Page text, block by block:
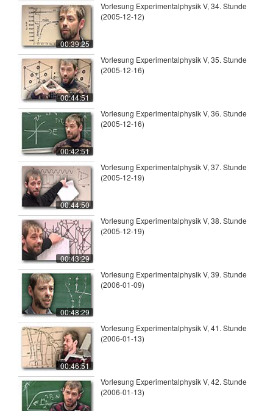
00:39:25
Vorlesung Experimentalphysik V, 34. Stunde
(2005-12-12)
00:44:51
Vorlesung Experimentalphysik V, 35. Stunde
(2005-12-16)
00:42:51
Vorlesung Experimentalphysik V, 36. Stunde
(2005-12-16)
00:44:50
Vorlesung Experimentalphysik V, 37. Stunde
(2005-12-19)
00:43:29
Vorlesung Experimentalphysik V, 38. Stunde
(2005-12-19)
00:48:29
Vorlesung Experimentalphysik V, 39. Stunde
(2006-01-09)
00:46:51
Vorlesung Experimentalphysik V, 41. Stunde
(2006-01-13)
Vorlesung Experimentalphysik V, 42. Stunde
(2006-01-13)